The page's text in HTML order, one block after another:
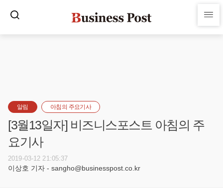
알림 아침의 주요기사
[3월13일자] 비즈니스포스트 아침의 주
요기사
2019-03-12 21:05:37
이상호 기자 - sangho@businesspost.co.kr